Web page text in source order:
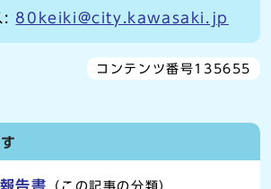
: 80keiki@city.kawasaki.jp
コンテンツ番号135655
告書 （この記事の分類）